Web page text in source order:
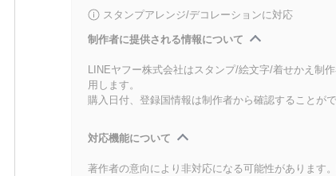
スタンプアレンジ/デコレーションに対応
制作者に提供される情報について
LINEヤフー株式会社はスタンプ/絵文字/着せかえ制
用します。
購入日付、登録国情報は制作者から確認することが
対応機能について
著作者の意向により非対応になる可能性があります